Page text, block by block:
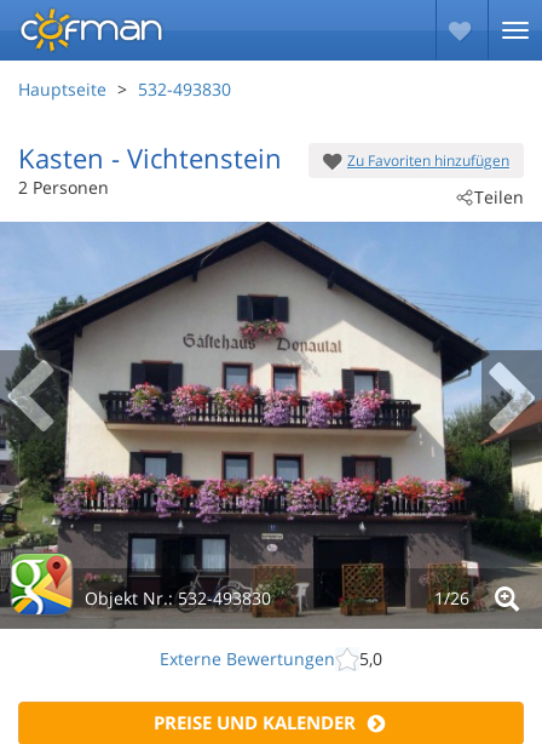
Hauptseite 532-493830
Zu Favoriten hinzufügen
Teilen
Kasten
- 4091
- Vichtenstein
2 Personen
Objekt Nr.:532-493830 1/26
Externe Bewertungen 5,0
PREISE UND KALENDER